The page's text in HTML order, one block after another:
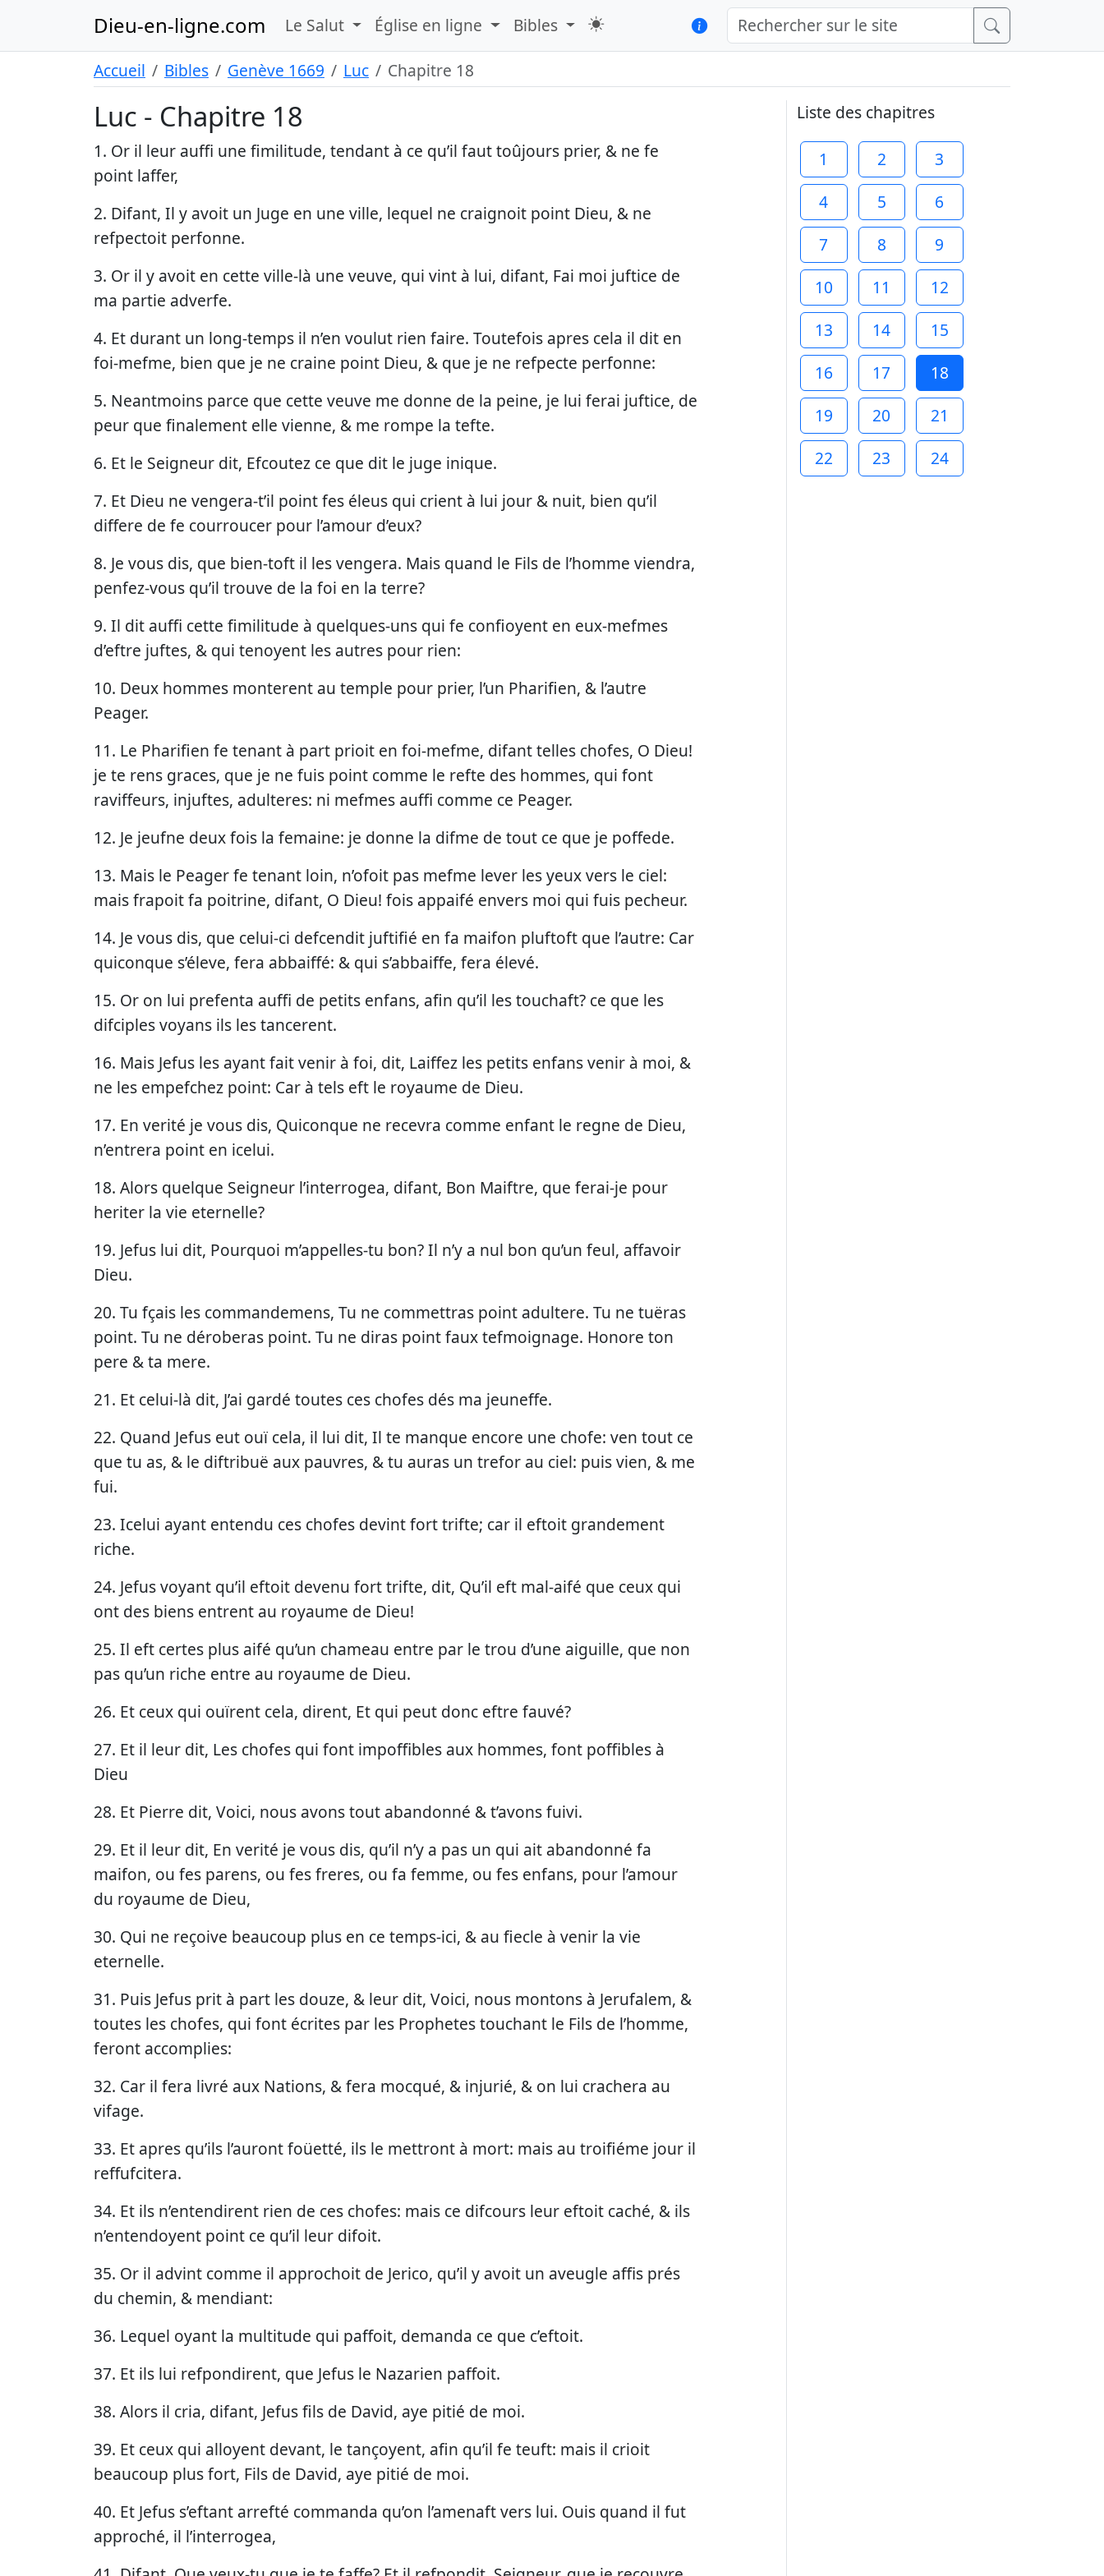
Dieu-en-ligne.com Le Salut Église en ligne Bibles
Accueil Bibles Genève 1669 Luc Chapitre 18
Luc - Chapitre 18
1. Or il leur auffi une fimilitude, tendant à ce qu’il faut toûjours prier, & ne fe
point laffer,
2. Difant, Il y avoit un Juge en une ville, lequel ne craignoit point Dieu, & ne
refpectoit perfonne.
3. Or il y avoit en cette ville-là une veuve, qui vint à lui, difant, Fai moi juftice de
ma partie adverfe.
4. Et durant un long-temps il n’en voulut rien faire. Toutefois apres cela il dit en
foi-mefme, bien que je ne craine point Dieu, & que je ne refpecte perfonne:
5. Neantmoins parce que cette veuve me donne de la peine, je lui ferai juftice, de
peur que finalement elle vienne, & me rompe la tefte.
6. Et le Seigneur dit, Efcoutez ce que dit le juge inique.
7. Et Dieu ne vengera-t’il point fes éleus qui crient à lui jour & nuit, bien qu’il
differe de fe courroucer pour l’amour d’eux?
8. Je vous dis, que bien-toft il les vengera. Mais quand le Fils de l’homme viendra,
penfez-vous qu’il trouve de la foi en la terre?
9. Il dit auffi cette fimilitude à quelques-uns qui fe confioyent en eux-mefmes
d’eftre juftes, & qui tenoyent les autres pour rien:
10. Deux hommes monterent au temple pour prier, l’un Pharifien, & l’autre
Peager.
11. Le Pharifien fe tenant à part prioit en foi-mefme, difant telles chofes, O Dieu!
je te rens graces, que je ne fuis point comme le refte des hommes, qui font
raviffeurs, injuftes, adulteres: ni mefmes auffi comme ce Peager.
12. Je jeufne deux fois la femaine: je donne la difme de tout ce que je poffede.
13. Mais le Peager fe tenant loin, n’ofoit pas mefme lever les yeux vers le ciel:
mais frapoit fa poitrine, difant, O Dieu! fois appaifé envers moi qui fuis pecheur.
14. Je vous dis, que celui-ci defcendit juftifié en fa maifon pluftoft que l’autre: Car
quiconque s’éleve, fera abbaiffé: & qui s’abbaiffe, fera élevé.
15. Or on lui prefenta auffi de petits enfans, afin qu’il les touchaft? ce que les
difciples voyans ils les tancerent.
16. Mais Jefus les ayant fait venir à foi, dit, Laiffez les petits enfans venir à moi, &
ne les empefchez point: Car à tels eft le royaume de Dieu.
17. En verité je vous dis, Quiconque ne recevra comme enfant le regne de Dieu,
n’entrera point en icelui.
18. Alors quelque Seigneur l’interrogea, difant, Bon Maiftre, que ferai-je pour
heriter la vie eternelle?
19. Jefus lui dit, Pourquoi m’appelles-tu bon? Il n’y a nul bon qu’un feul, affavoir
Dieu.
20. Tu fçais les commandemens, Tu ne commettras point adultere. Tu ne tuëras
point. Tu ne déroberas point. Tu ne diras point faux tefmoignage. Honore ton
pere & ta mere.
21. Et celui-là dit, J’ai gardé toutes ces chofes dés ma jeuneffe.
22. Quand Jefus eut ouï cela, il lui dit, Il te manque encore une chofe: ven tout ce
que tu as, & le diftribuë aux pauvres, & tu auras un trefor au ciel: puis vien, & me
fui.
23. Icelui ayant entendu ces chofes devint fort trifte; car il eftoit grandement
riche.
24. Jefus voyant qu’il eftoit devenu fort trifte, dit, Qu’il eft mal-aifé que ceux qui
ont des biens entrent au royaume de Dieu!
25. Il eft certes plus aifé qu’un chameau entre par le trou d’une aiguille, que non
pas qu’un riche entre au royaume de Dieu.
26. Et ceux qui ouïrent cela, dirent, Et qui peut donc eftre fauvé?
27. Et il leur dit, Les chofes qui font impoffibles aux hommes, font poffibles à
Dieu
28. Et Pierre dit, Voici, nous avons tout abandonné & t’avons fuivi.
29. Et il leur dit, En verité je vous dis, qu’il n’y a pas un qui ait abandonné fa
maifon, ou fes parens, ou fes freres, ou fa femme, ou fes enfans, pour l’amour
du royaume de Dieu,
30. Qui ne reçoive beaucoup plus en ce temps-ici, & au fiecle à venir la vie
eternelle.
31. Puis Jefus prit à part les douze, & leur dit, Voici, nous montons à Jerufalem, &
toutes les chofes, qui font écrites par les Prophetes touchant le Fils de l’homme,
feront accomplies:
32. Car il fera livré aux Nations, & fera mocqué, & injurié, & on lui crachera au
vifage.
33. Et apres qu’ils l’auront foüetté, ils le mettront à mort: mais au troifiéme jour il
reffufcitera.
34. Et ils n’entendirent rien de ces chofes: mais ce difcours leur eftoit caché, & ils
n’entendoyent point ce qu’il leur difoit.
35. Or il advint comme il approchoit de Jerico, qu’il y avoit un aveugle affis prés
du chemin, & mendiant:
36. Lequel oyant la multitude qui paffoit, demanda ce que c’eftoit.
37. Et ils lui refpondirent, que Jefus le Nazarien paffoit.
38. Alors il cria, difant, Jefus fils de David, aye pitié de moi.
39. Et ceux qui alloyent devant, le tançoyent, afin qu’il fe teuft: mais il crioit
beaucoup plus fort, Fils de David, aye pitié de moi.
40. Et Jefus s’eftant arrefté commanda qu’on l’amenaft vers lui. Ouis quand il fut
approché, il l’interrogea,
Liste des chapitres
1 2
3
4
5
6
7
8
9
10
11
12
13
14
15
16
17
18
19
20
21
22
23 24